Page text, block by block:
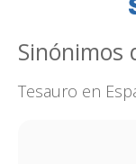
Sinónimos
Tesauro en